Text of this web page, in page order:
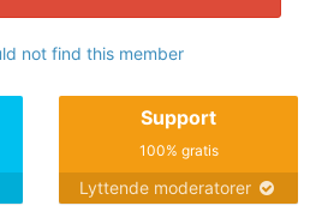
not find this member
Support
100% gratis
Lyttende moderatorer